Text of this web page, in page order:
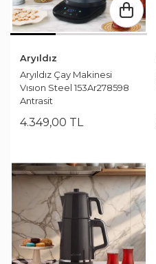
Aryıldız
Aryıldız Çay Makinesi
Vısıon Steel 153Ar278598
Antrasit
4.349,00 TL